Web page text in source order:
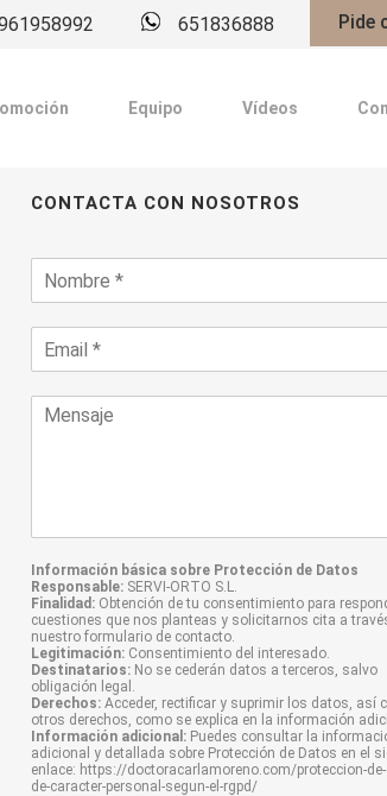
651836888 Pide
Equipo Vídeos
CONTACTA CON NOSOTROS
M
*Información básica sobre Protección de Datos
Responsable: SERVI-ORTO S.L.
Finalidad: Obtención de tu consentimiento para
cuestiones que nos planteas y solicitarnos cita a
nuestro formulario de contacto.
Legitimación: Consentimiento del interesado.
Destinatarios: No se cederán datos a terceros, salvo
obligación legal.
Derechos:Acceder, rectificar y suprimir los datos, así
otros derechos, como se explica en la información
Información adicional: Puedes consultar la
adicional y detallada sobre Protección de Datos en el
enlace: https://doctoracarlamoreno.com/proteccion-
de-caracter-personal-segun-el-rgpd/